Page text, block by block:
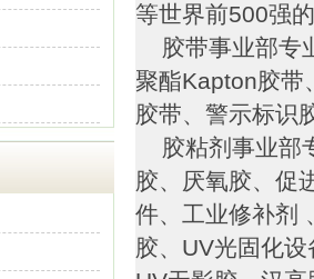
等世界前500强
胶带事业部专
聚酯Kapton胶带
胶带、警示标识
胶粘剂事业部
胶、厌氧胶、促
件、工业修补剂
胶、UV光固化